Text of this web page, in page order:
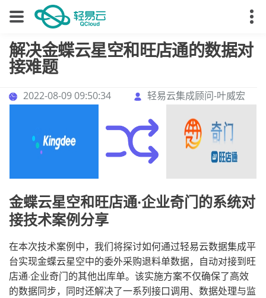
解决金蝶云星空和旺店通的数据对
接难题
2022-08-09 09:50:34 轻易云集成顾问-叶威宏
金蝶云星空和旺店通·企业奇门的系统对
接技术案例分享
在本次技术案例中，我们将探讨如何通过轻易云数据集成平
台实现金蝶云星空中的委外采购退料单数据，自动对接到旺
店通·企业奇门的其他出库单。该实施方案不仅确保了高效
的数据同步，同时还解决了一系列接口调用、数据处理与监